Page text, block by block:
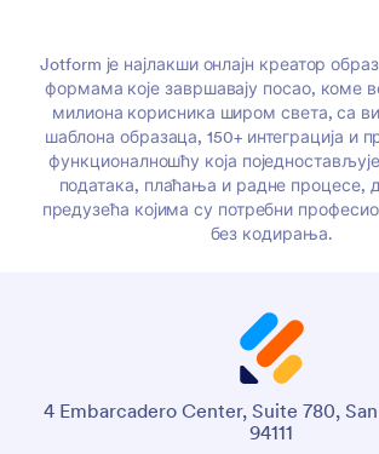
Jotform је најлакши онлајн креатор
формама које завршавају посао, коме
милиона корисника широм света, са
шаблона образаца, 150+ интеграција и
функционалношћу која
података, плаћања и радне процесе,
предузећа којима су потребни
без кодирања.
4 Embarcadero Center, Suite 780,
94111